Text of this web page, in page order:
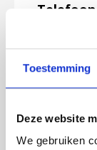
Toestemming
Deze website
We gebruiken
Telefoon